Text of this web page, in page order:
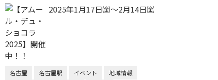
2025年1月17日㈮～2月14日㈮
名古屋 名古屋駅 イベント
地域情報